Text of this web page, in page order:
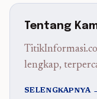
Tentang
lengkap,
SELENGKAPNYA